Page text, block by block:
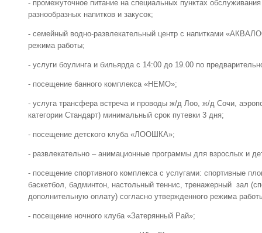
- промежуточное питание на специальных пунктах
разнообразных напитков и закусок;
- семейный водно-развлекательный центр с напитками
режима работы;
- услуги боулинга и бильярда с 14:00 до 19.00 по
- посещение банного комплекса «НЕМО»;
- услуга трансфера встреча и проводы ж/д Лоо, ж/д Сочи,
категории Стандарт) минимальный срок путевки 3 дня;
- посещение детского клуба «ЛООШКА»;
- развлекательно – анимационные программы для взрослых и
- посещение спортивного комплекса с услугами: спортивные
баскетбол, бадминтон, настольный теннис, тренажерный зал
дополнительную оплату) согласно утвержденного режима
- посещение ночного клуба «Затерянный Рай»;